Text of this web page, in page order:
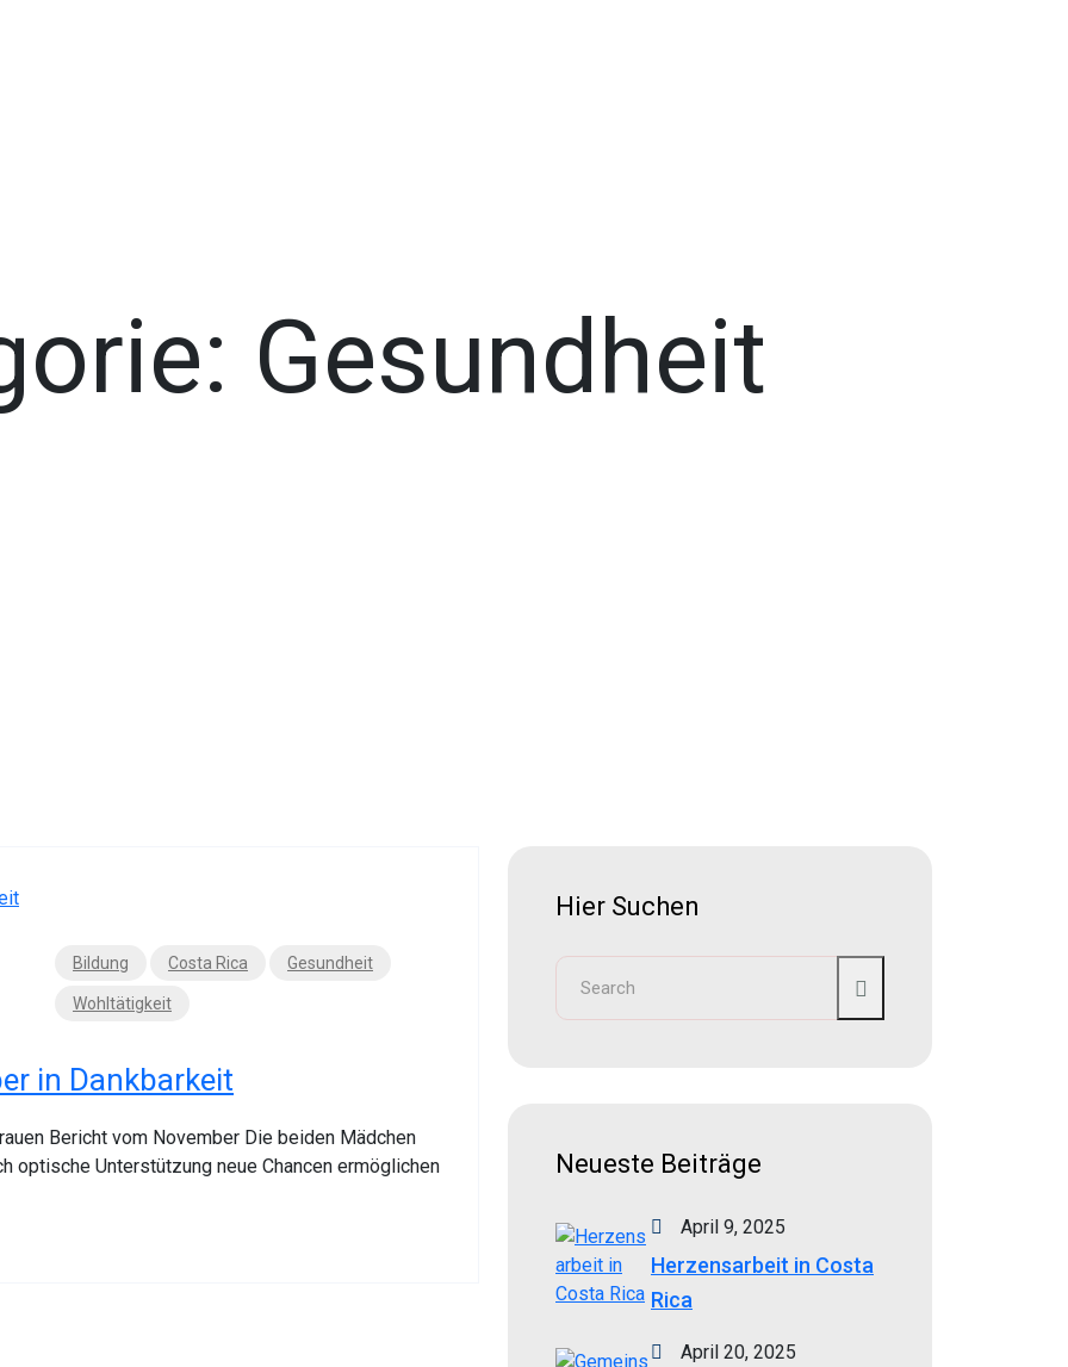
Gesundheit
Bildung Costa Rica Gesundheit
Wohltätigkeit
in Dankbarkeit
Bericht vom November Die beiden Mädchen
optische Unterstützung neue Chancen ermöglichen
Hier Suchen
Neueste Beiträge
April 9, 2025
Herzensarbeit in Costa
Rica
April 20, 2025